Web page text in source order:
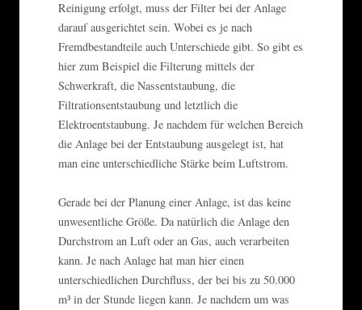
Reinigung erfolgt, muss der Filter bei der Anlage
darauf ausgerichtet sein. Wobei es je nach
Fremdbestandteile auch Unterschiede gibt. So gibt es
hier zum Beispiel die Filterung mittels der
Schwerkraft, die Nassentstaubung, die
Filtrationsentstaubung und letztlich die
Elektroentstaubung. Je nachdem für welchen Bereich
die Anlage bei der Entstaubung ausgelegt ist, hat
man eine unterschiedliche Stärke beim Luftstrom.
Gerade bei der Planung einer Anlage, ist das keine
unwesentliche Größe. Da natürlich die Anlage den
Durchstrom an Luft oder an Gas, auch verarbeiten
kann. Je nach Anlage hat man hier einen
unterschiedlichen Durchfluss, der bei bis zu 50.000
m³ in der Stunde liegen kann. Je nachdem um was